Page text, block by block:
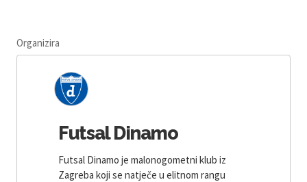
Organizira
Futsal Dinamo
Futsal Dinamo je malonogometni klub iz
Zagreba koji se natječe u elitnom rangu